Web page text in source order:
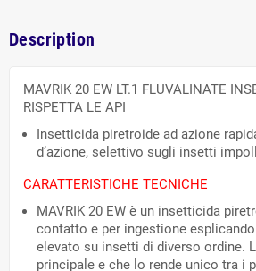
Description
MAVRIK 20 EW LT.1 FLUVALINATE
RISPETTA LE API
Insetticida piretroide ad azione
d’azione, selettivo sugli insetti
CARATTERISTICHE TECNICHE
MAVRIK 20 EW è un insetticida
contatto e per ingestione
elevato su insetti di diverso ordine.
principale e che lo rende unico tra i